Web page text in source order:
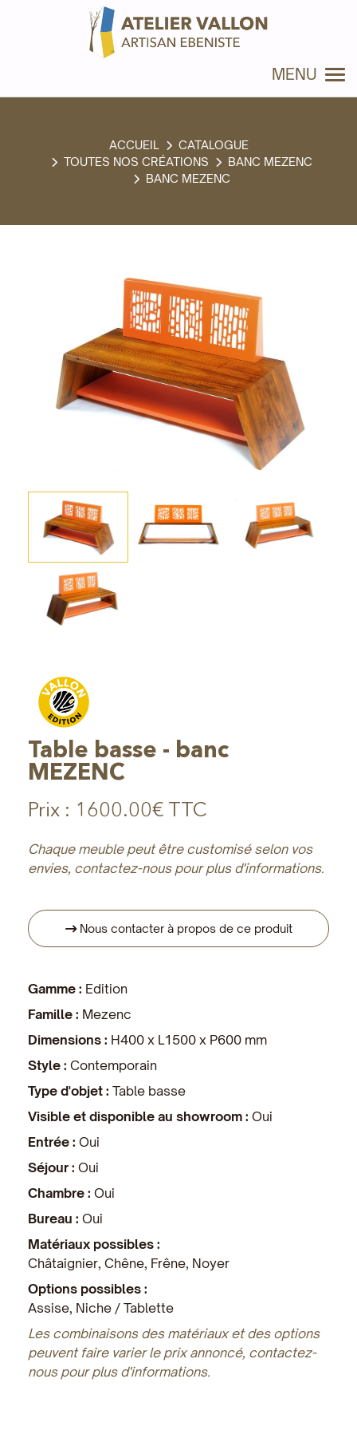
MENU
CATALOGUE
TOUTES NOS CRÉATIONS
BANC MEZENC
BANC MEZENC
Table basse - banc
MEZENC
Prix : 1600.00€ TTC
Chaque meuble peut être customisé selon vos
envies, contactez-nous pour plus d'informations.
Nous contacter à propos de ce produit
Gamme : Edition
Famille : Mezenc
Dimensions : H400 x L1500 x P600 mm
Style : Contemporain
Type d'objet : Table basse
Visible et disponible au showroom : Oui
Entrée : Oui
Séjour : Oui
Chambre : Oui
Bureau : Oui
Matériaux possibles :
Châtaignier, Chêne, Frêne, Noyer
Options possibles :
Assise, Niche / Tablette
Les combinaisons des matériaux et des options
peuvent faire varier le prix annoncé, contactez-
nous pour plus d'informations.
Panneau de gestion des cookies